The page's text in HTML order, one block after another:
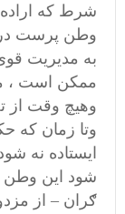
شرط که
وطن پرست در
به مدیریت
ممکن است ،
وهیچ وقت از
وتا زمان که
ایستاده نه
شود این وطن
ګران – از